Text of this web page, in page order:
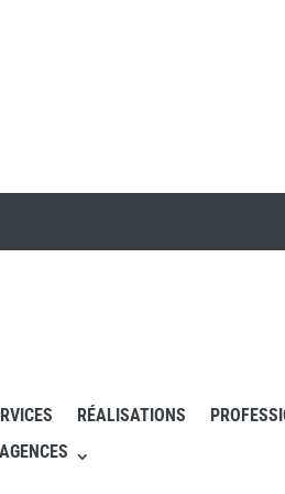
RÉALISATIONS